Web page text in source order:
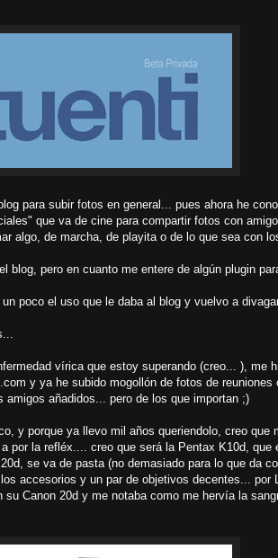
para subir fotos en general... pues ahora he
que va de cine para compartir fotos con
algo, de marcha, de playita o de lo que sea con
blog, pero en cuanto me entere de algún plugin
poco el uso que le daba al blog y vuelvo a
vírica que estoy superando (creo... ), me
y ya he subido mogollón de fotos de
amigos añadidos... pero de los que importan ;)
y porque ya llevo mil años queriendolo, creo que
por la refléx.... creo que será la Pentax K10d, que
se va de pasta (no demasiado para lo que da
accesorios y un par de objetivos decentes... por
su Canon 20d y me notaba como me hervía la